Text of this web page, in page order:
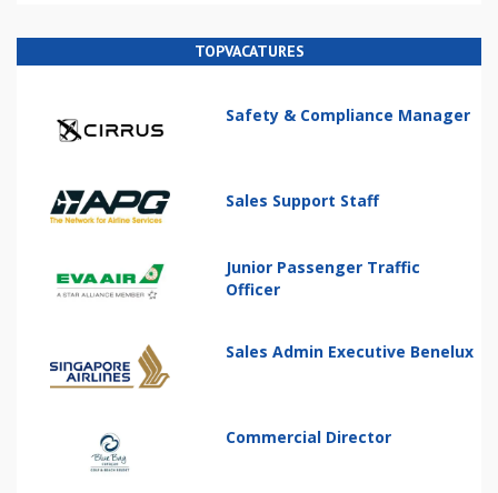
TOPVACATURES
Safety & Compliance Manager
Sales Support Staff
Junior Passenger Traffic
Officer
Sales Admin Executive Benelux
Commercial Director